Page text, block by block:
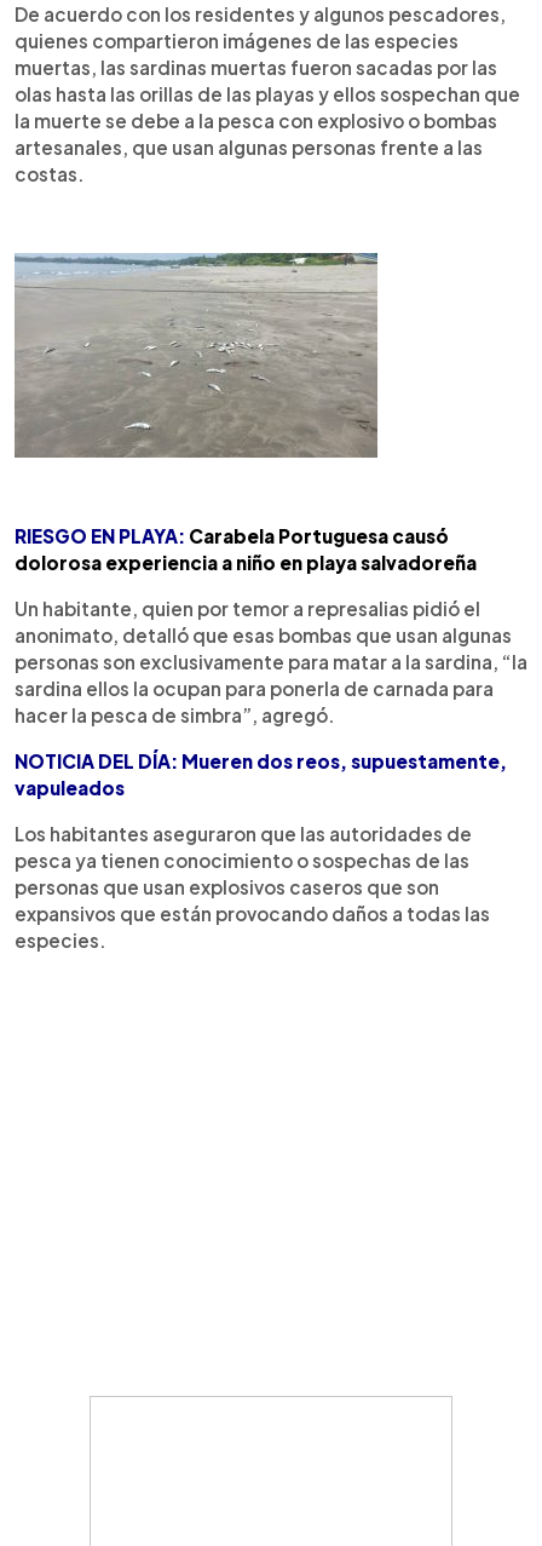
De acuerdo con los residentes y algunos pescadores,
quienes compartieron imágenes de las especies
muertas, las sardinas muertas fueron sacadas por las
olas hasta las orillas de las playas y ellos sospechan que
la muerte se debe a la pesca con explosivo o bombas
artesanales, que usan algunas personas frente a las
costas.
RIESGO EN PLAYA: Carabela Portuguesa causó
dolorosa experiencia a niño en playa salvadoreña
Un habitante, quien por temor a represalias pidió el
anonimato, detalló que esas bombas que usan algunas
personas son exclusivamente para matar a la sardina, “la
sardina ellos la ocupan para ponerla de carnada para
hacer la pesca de simbra”, agregó.
NOTICIA DEL DÍA: Mueren dos reos, supuestamente,
vapuleados
Los habitantes aseguraron que las autoridades de
pesca ya tienen conocimiento o sospechas de las
personas que usan explosivos caseros que son
expansivos que están provocando daños a todas las
especies.